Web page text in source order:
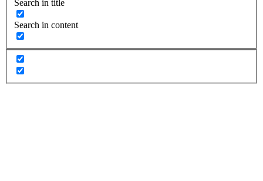
Search in title
Search in content